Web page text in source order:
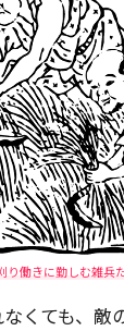
り働きに勤しむ雑兵
くても、敵